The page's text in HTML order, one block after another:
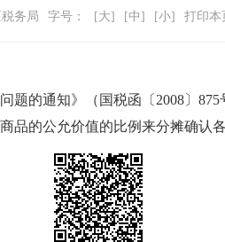
务局 字号： [大] [中] [小] 打印本
题的通知》（国税函〔 2008〕 875
品的公允价值的比例来分摊确认各